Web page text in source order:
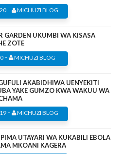
- MICHUZI BLOG
GARDEN UKUMBI WA KISASA
ZOTE
- MICHUZI BLOG
AKABIDHIWA UENYEKITI
YAKE GUMZO KWA WAKUU WA
- MICHUZI BLOG
UTAYARI WA KUKABILI EBOLA
MKOANI KAGERA